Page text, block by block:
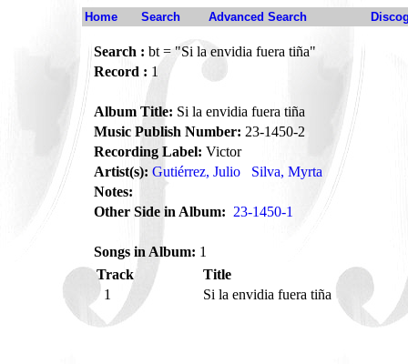
Home Search Advanced Search
Search : bt = "Si la envidia fuera tiña"
Record : 1
Album Title: Si la envidia fuera tiña
Music Publish Number: 23-1450-2
Recording Label: Victor
Artist(s): Gutiérrez, Julio
Silva, Myrta
Notes:
Other Side in Album: 23-1450-1
Songs in Album: 1
Track
Title
1
Si la envidia fuera tiña